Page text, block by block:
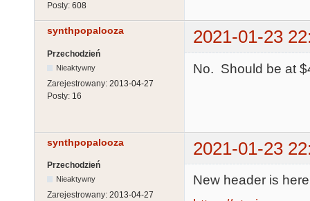
Posty: 608
synthpopalooza 2021-01-23
Przechodzień
Nieaktywny
Zarejestrowany: 2013-04-27
Posty: 16
No. Should be at
synthpopalooza 2021-01-23
Przechodzień
Nieaktywny
Zarejestrowany: 2013-04-27
New header is